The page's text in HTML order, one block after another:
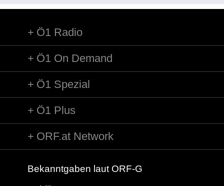
Ö1 Radio
Ö1 On Demand
Ö1 Spezial
Ö1 Plus
ORF.at Network
Bekanntgaben laut ORF-G